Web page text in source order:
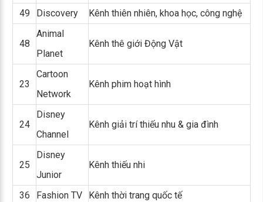
49 Discovery Kênh thiên nhiên, khoa học, công nghệ
48
Animal
Planet
Kênh thê giới Động Vật
23
Cartoon
Network
Kênh phim hoạt hình
24
Disney
Channel
Kênh giải trí thiếu nhu & gia đình
25
Disney
Junior
Kênh thiếu nhi
36 Fashion TV
Kênh thời trang quốc tế